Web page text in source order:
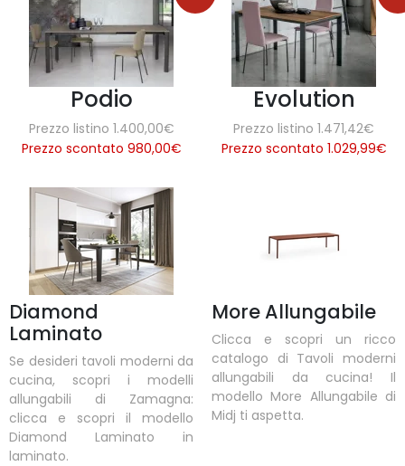
Podio
Prezzo listino 1.400,00€
Prezzo scontato 980,00€
Evolution
Prezzo listino 1.471,42€
Prezzo scontato 1.029,99€
Diamond
Laminato
Se desideri tavoli moderni da
cucina, scopri i modelli
allungabili di Zamagna:
clicca e scopri il modello
Diamond Laminato in
laminato.
More Allungabile
Clicca e scopri un ricco
catalogo di Tavoli moderni
allungabili da cucina! Il
modello More Allungabile di
Midj ti aspetta.